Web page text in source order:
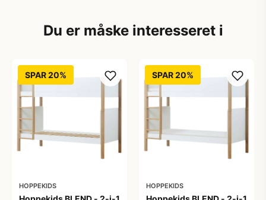
Du er måske interesseret i
SPAR 20%
HOPPEKIDS
SPAR 20%
HOPPEKIDS